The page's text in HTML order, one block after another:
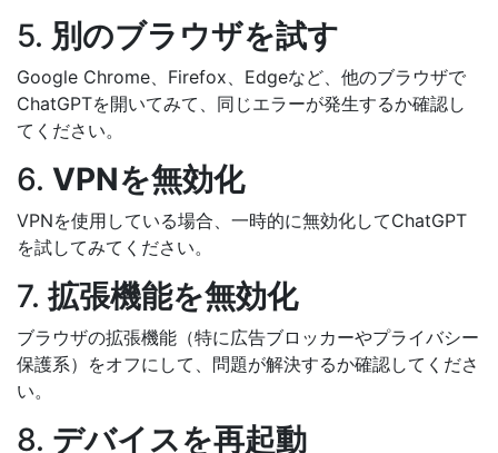
5. 別のブラウザを試す
Google Chrome、Firefox、Edgeなど、他のブラウザで
ChatGPTを開いてみて、同じエラーが発生するか確認し
てください。
6. VPNを無効化
VPNを使用している場合、一時的に無効化してChatGPT
を試してみてください。
7.拡張機能を無効化
ブラウザの拡張機能（特に広告ブロッカーやプライバシー
保護系）をオフにして、問題が解決するか確認してくださ
い。
8. デバイスを再起動